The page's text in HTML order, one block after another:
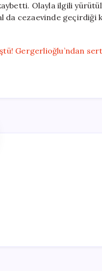
Olayla ilgili
da cezaevinde geçirdiği
Gergerlioğlu’ndan